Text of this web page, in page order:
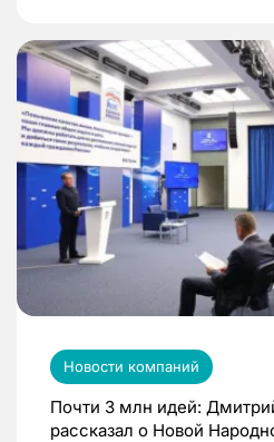
Новости компаний
Почти 3 млн идей:
рассказал о Новой